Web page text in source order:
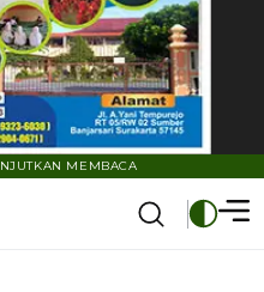
MEMBACA